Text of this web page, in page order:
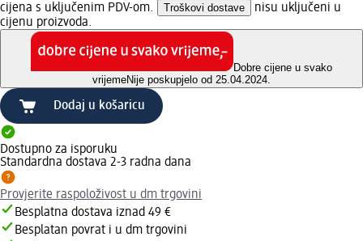
cijena s uključenim PDV-om.
Troškovi dostave
nisu uključeni u
cijenu proizvoda.
Dobre cijene u svako
vrijemeNije poskupjelo od 25.04.2024.
Dodaj u košaricu
Dostupno za isporuku
Standardna dostava 2-3 radna dana
Provjerite raspoloživost u dm trgovini
Besplatna dostava iznad 49 €
Besplatan povrat i u dm trgovini